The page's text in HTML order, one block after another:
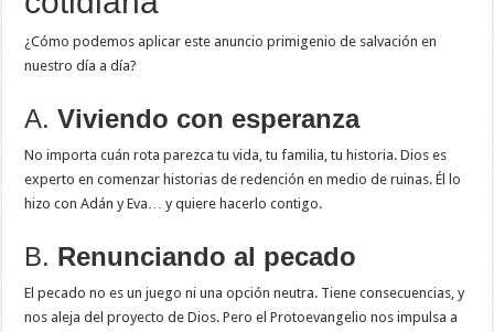
¿Cómo podemos aplicar este anuncio primigenio de salvación en
nuestro día a día?
A.Viviendo con esperanza
No importa cuán rota parezca tu vida, tu familia, tu historia. Dios es
experto en comenzar historias de redención en medio de ruinas. Él lo
hizo con Adán y Eva… y quiere hacerlo contigo.
B. Renunciando al pecado
El pecado no es un juego ni una opción neutra. Tiene consecuencias, y
nos aleja del proyecto de Dios. Pero el Protoevangelio nos impulsa a